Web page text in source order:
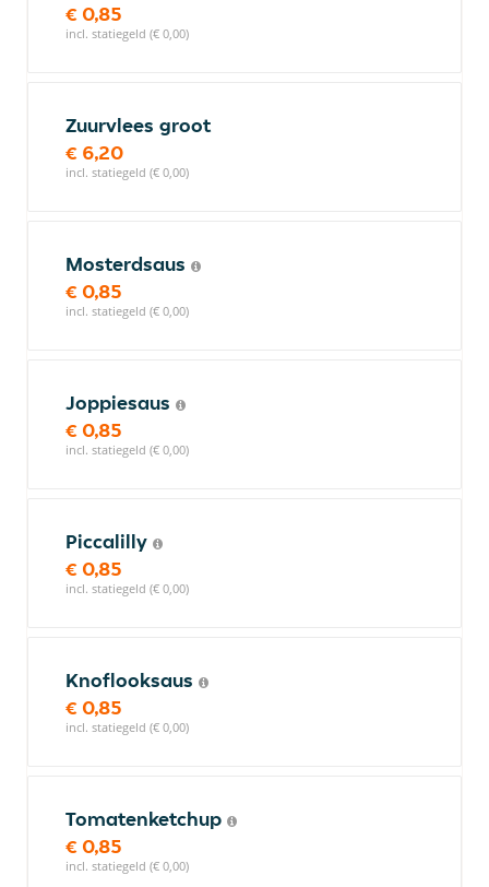
€ 0,85
incl. statiegeld (€ 0,00)
Zuurvlees groot
€ 6,20
incl. statiegeld (€ 0,00)
Mosterdsaus
€ 0,85
incl. statiegeld (€ 0,00)
Joppiesaus
€ 0,85
incl. statiegeld (€ 0,00)
Piccalilly
€ 0,85
incl. statiegeld (€ 0,00)
Knoflooksaus
€ 0,85
incl. statiegeld (€ 0,00)
Tomatenketchup
€ 0,85
incl. statiegeld (€ 0,00)